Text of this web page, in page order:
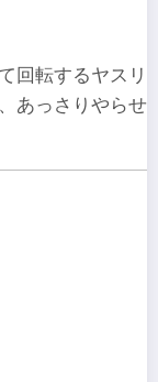
回転するヤスリ
あっさりやらせ